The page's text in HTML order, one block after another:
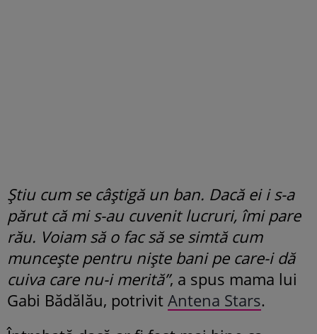
Știu cum se câștigă un ban. Dacă ei i s-a
părut că mi s-au cuvenit lucruri, îmi pare
rău. Voiam să o fac să se simtă cum
muncește pentru niște bani pe care-i dă
cuiva care nu-i merită”, a spus mama lui
Gabi Bădălău, potrivit Antena Stars.